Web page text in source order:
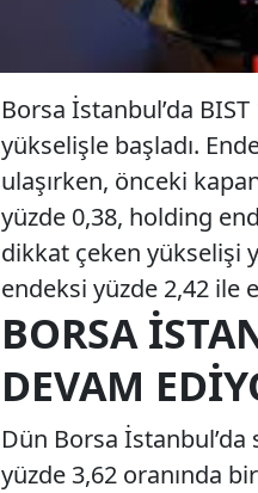
Borsa İstanbul’da
yükselişle başladı.
ulaşırken, önceki
yüzde 0,38, holding
dikkat çeken yükselişi
endeksi yüzde 2,42 ile
BORSA
DEVAM
Dün Borsa İstanbul’da
yüzde 3,62 oranında